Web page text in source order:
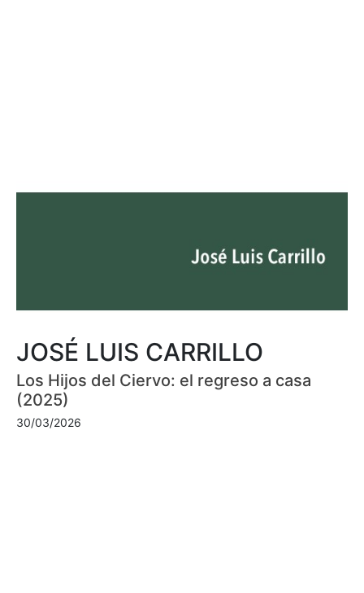
JOSÉ LUIS CARRILLO
Los Hijos del Ciervo: el regreso a casa
(2025)
30/03/2026